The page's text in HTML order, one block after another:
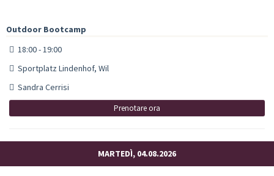
Outdoor Bootcamp
18:00 - 19:00
Sportplatz Lindenhof, Wil
Sandra Cerrisi
Prenotare ora
MARTEDÌ, 04.08.2026